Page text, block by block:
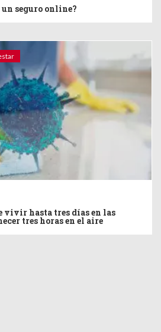
seguro online?
vivir hasta tres días en las
tres horas en el aire